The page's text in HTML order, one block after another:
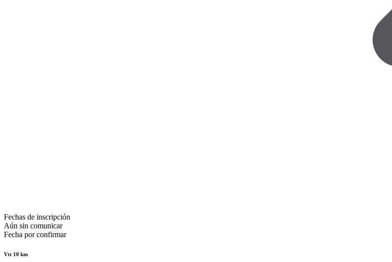
Fechas de inscripción
Aún sin comunicar
Fecha por confirmar
Vtt 10 km